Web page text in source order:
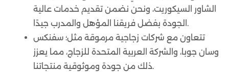
الشاور السيكوريت، ونحن نضمن تقديم خدمات عالية
الجودة بفضل فريقنا المؤهل والمدرب جيدًا.
تتعاون مع شركات زجاجية مرموقة مثل؛ سفنكس
وسان جوبا، والشركة العربية المتحدة للزجاج، مما يعزز
ذلك من جودة وموثوقية منتجاتنا.